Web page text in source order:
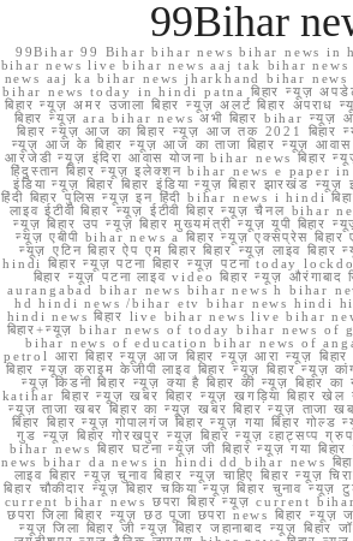
99Bihar
99Bihar 99 Bihar bihar news bihar news in
bihar news live bihar news aaj tak bihar
news aaj ka bihar news jharkhand bihar news
bihar news today in hindi patna बिहार न्यूज़ अपडेट
बिहार न्यूज़ अमर उजाला बिहार न्यूज़ अलर्ट बिहार
बिहार न्यूज़ ara bihar news अभी बिहार bihar
बिहार न्यूज़ आज का बिहार न्यूज़ आज तक 2021 बिहार
न्यूज़ आज के बिहार न्यूज़ आज का ताजा बिहार न्यूज़ आवास
आरजेडी न्यूज़ इंदिरा आवास योजना bihar news बिहार न्यूज़
हिंदुस्तान बिहार न्यूज़ इलेक्शन bihar news e paper
इंडिया न्यूज़ बिहार बिहार इंडिया न्यूज़ बिहार झारखंड न्यूज़
हिंदी बिहार पुलिस न्यूज़ इन हिंदी bihar news i hindi
लाइव ईटीवी बिहार न्यूज़ ईटीवी बिहार न्यूज़ चैनल bihar
न्यूज़ बिहार उप न्यूज़ बिहार मुख्यमंत्री न्यूज़ यूपी बिहार न्यूज़
न्यूज़ एबीपी bihar news a बिहार न्यूज़ एक्सप्रेस
न्यूज़ एटिन बिहार ऐप एम बिहार बिहार न्यूज़ लाइव
hindi बिहार न्यूज़ पटना बिहार न्यूज़ पटना today
बिहार न्यूज़ पटना लाइव video बिहार न्यूज़ औरंगाबाद
aurangabad bihar news bihar news h bihar
hd hindi news /bihar etv bihar news hindi
hindi news बिहार live bihar news live bihar
बिहार+न्यूज़ bihar news of today bihar news
bihar news of education bihar news of
petrol आरा बिहार न्यूज़ आज बिहार न्यूज़ आरा न्यूज़
बिहार न्यूज़ क्राइम केजीपी लाइव बिहार न्यूज़ बिहार न्यूज़
न्यूज़ किडनी बिहार न्यूज़ क्या है बिहार की न्यूज़
katihar बिहार न्यूज़ खबर बिहार न्यूज़ खगड़िया बिहार खेल
न्यूज़ ताजा खबर बिहार का न्यूज़ खबर बिहार न्यूज़ ताजा
बिहार बिहार न्यूज़ गोपालगंज बिहार न्यूज़ गया बिहार गोल्ड
गुड न्यूज़ बिहार गोरखपुर न्यूज़ बिहार न्यूज़ व्हाट्सप्प
bihar news बिहार घटना न्यूज़ जी बिहार न्यूज़ गया
news bihar da news in hindi dd bihar news
लाइव बिहार न्यूज़ चुनाव बिहार न्यूज़ चाहिए बिहार न्यूज़
बिहार चौकीदार न्यूज़ बिहार चकिया न्यूज़ बिहार चुनाव न्यूज़
current bihar news छपरा बिहार न्यूज़ current
छपरा जिला बिहार न्यूज़ छठ पूजा छपरा news बिहार न्यूज़
न्यूज़ जिला बिहार जी न्यूज़ बिहार जहानाबाद न्यूज़ बिहार